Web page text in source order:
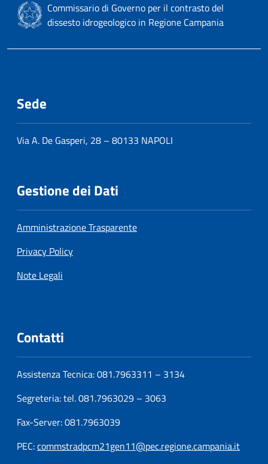
Commissario di Governo per il contrasto del
dissesto idrogeologico in Regione Campania
Sede
Via A. De Gasperi, 28 – 80133 NAPOLI
Gestione dei Dati
Amministrazione Trasparente
Privacy Policy
Note Legali
Contatti
Assistenza Tecnica: 081.7963311 – 3134
Segreteria: tel. 081.7963029 – 3063
Fax-Server: 081.7963039
PEC:commstradpcm21gen11@pec.regione.campania.it